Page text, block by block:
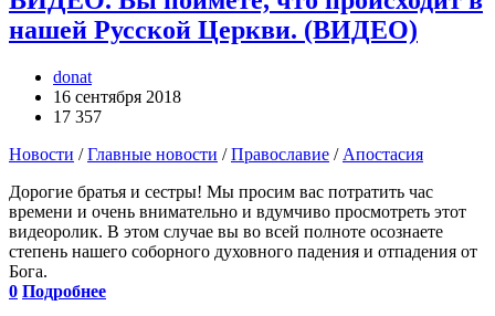
нашей Русской Церкви. (ВИДЕО)
donat
16 сентября 2018
17 357
Новости /Главные новости /Православие / Апостасия
Дорогие братья и сестры! Мы просим вас потратить час
времени и очень внимательно и вдумчиво просмотреть этот
видеоролик. В этом случае вы во всей полноте осознаете
степень нашего соборного духовного падения и отпадения от
Бога.
0 Подробнее